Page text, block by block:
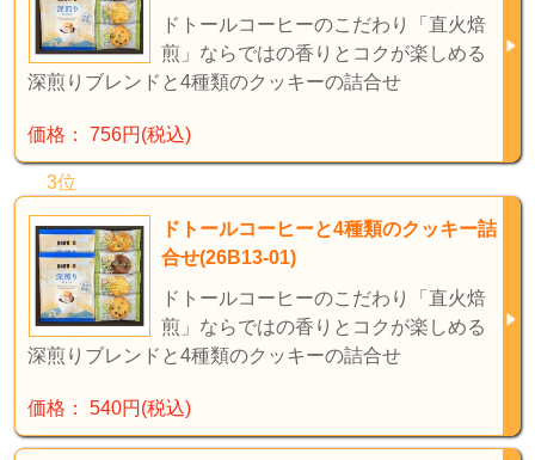
ドトールコーヒーのこだわり「直火焙
煎」ならではの香りとコクが楽しめる
深煎りブレンドと4種類のクッキーの詰合せ
価格： 756円(税込)
3位
ドトールコーヒーと4種類のクッキー詰
合せ(26B13-01)
ドトールコーヒーのこだわり「直火焙
煎」ならではの香りとコクが楽しめる
深煎りブレンドと4種類のクッキーの詰合せ
価格： 540円(税込)